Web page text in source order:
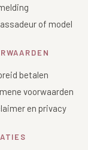
of model
betalen
voorwaarden
en privacy